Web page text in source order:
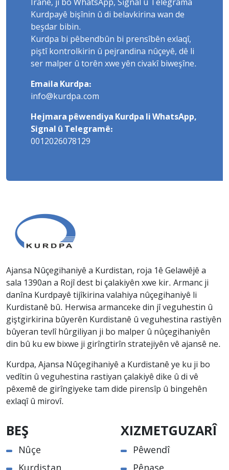
Îranê, ji bo WhatsApp, Signal û Telegrama
Kurdpayê bişînin û di belavkirina wan de
beşdar bibin.
Kurdpa bi pêbendbûn bi prensîbên exlaqî,
piştî kontrolkirin û pejrandina nûçeyê, dê li
ser malper û torên xwe yên civakî biweşîne.
Emaila Kurdpa:
info@kurdpa.com
Hejmara pêwendiya Kurdpa li WhatsApp,
Signal û Telegramê:
0012026078129
Ajansa Nûçegihaniyê a Kurdistan, roja 1ê Gelawêjê a
sala 1390an a Rojî dest bi çalakiyên xwe kir. Armanc ji
danîna Kurdpayê tijîkirina valahiya nûçegihaniyê li
Kurdistanê bû. Herwisa armanceke din jî veguhestin û
giştgirkirina bûyerên Kurdistanê û veguhestina rastiyên
bûyeran tevlî hûrgiliyan ji bo malper û nûçegihaniyên
din bû ku ew bixwe ji girîngtirîn stratejiyên vê ajansê ne.
Kurdpa, Ajansa Nûçegihaniyê a Kurdistanê ye ku ji bo
vedîtin û veguhestina rastiyan çalakiyê dike û di vê
pêxemê de girîngiyeke tam dide pirensîp û bingehên
exlaqî û mirovî.
BEŞ
Nûçe
XIZMETGUZARÎ
Pêwendî